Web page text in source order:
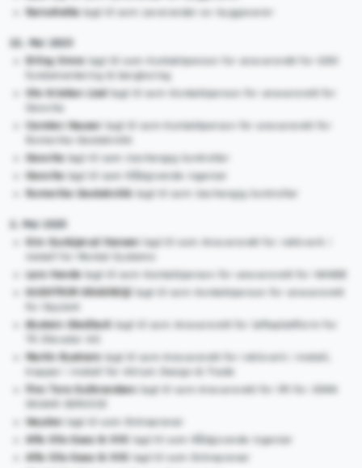
Røroshetta lagt til som Leverandør av byggevarer
22. Mai 2025
Erling Omre
lagt til som Kontaktperson for ansvarsrett for GEO
fundamentering & bergboring
Ole Kristian Lied
lagt til som Kontaktperson for ansvarsrett for
Geovita
Carsten Hauser
lagt til som Kontaktperson for ansvarsrett for
Romerike Geoteknikk
Geovita lagt til som Uavhengig kontrollør
Geovita lagt til som Rådgivende ingeniør
Romerike Geoteknikk
lagt til som Uavhengig kontrollør
2. Mai 2025
Kim Gunbjørud Hansen
lagt til som Ansvarsrett for rekkverk i
metall for Montal Systems
Lars Hande lagt til som Kontaktperson for ansvarsrett for HANDE
KUSHTRIM KRASNIQI
lagt til som Kontaktperson for ansvarsrett
for Equient
Øystein Gleditsch
lagt til som Ansvarsrett for løfteplattform for
TK Elevator AS
Martin Bystrøm
lagt til som Ansvarsrett for rekkverk i metall,
trapper i metall for Atrium Design & Trade
Finn Tore Gulbrandsen
lagt til som Ansvarsrett for lift for JONN
SKAAR SERVICE
Høyden
lagt til som Entreprenør
Alfa Olis Gass & VVS
lagt til som Rådgivende ingeniør
Alfa Olis Gass & VVS
lagt til som Entreprenør